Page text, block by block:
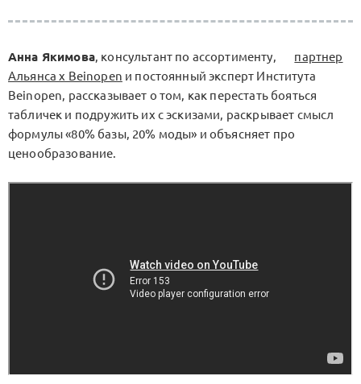
Анна Якимова, консультант по ассортименту,
партнер
Альянса x Beinopen и постоянный эксперт Института
Beinopen, рассказывает о том, как перестать бояться
табличек и подружить их с эскизами, раскрывает смысл
формулы «80% базы, 20% моды» и объясняет про
ценообразование.